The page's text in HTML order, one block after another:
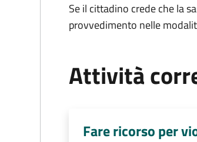
Se il cittadino crede che la
provvedimento nelle
Attività
Fare ricorso per